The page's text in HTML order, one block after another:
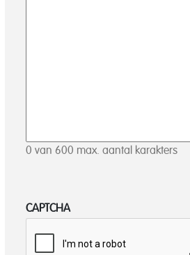
0 van 600 max. aantal karakters
CAPTCHA